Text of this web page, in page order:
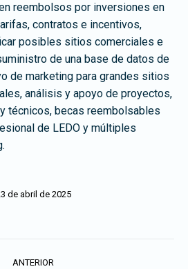
reembolsos por inversiones en
contratos e incentivos,
posibles sitios comerciales e
de una base de datos de
de marketing para grandes sitios
análisis y apoyo de proyectos,
técnicos, becas reembolsables
de LEDO y múltiples
de abril de 2025
ANTERIOR